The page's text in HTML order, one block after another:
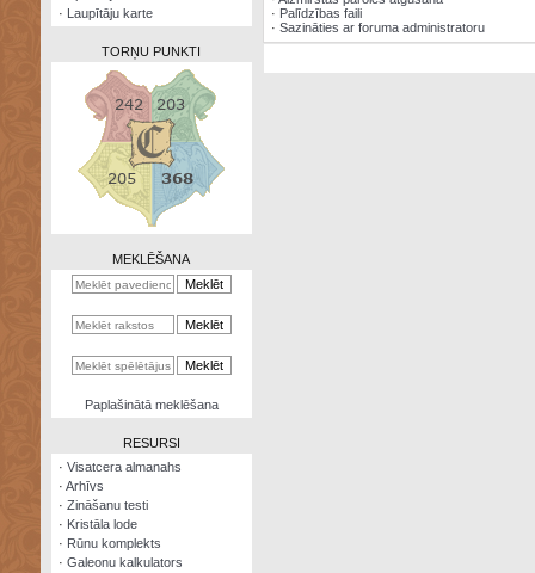
kalkulators
· Laupītāju karte
TORŅU PUNKTI
MEKLĒŠANA
Paplašinātā meklēšana
RESURSI
· Visatcera almanahs
· Arhīvs
· Zināšanu testi
· Kristāla lode
· Rūnu komplekts
· Galeonu kalkulators
· Palīdzības faili
· Sazināties ar foruma administratoru